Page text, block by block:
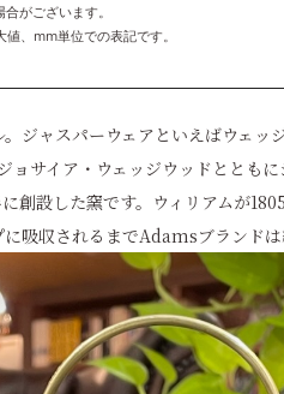
がございます。
、mm単位での表記です。
ジャスパーウェアといえばウェッ
サイア・ウェッジウッドととも
創設した窯です。ウィリアムが
吸収されるまでAdamsブランドは